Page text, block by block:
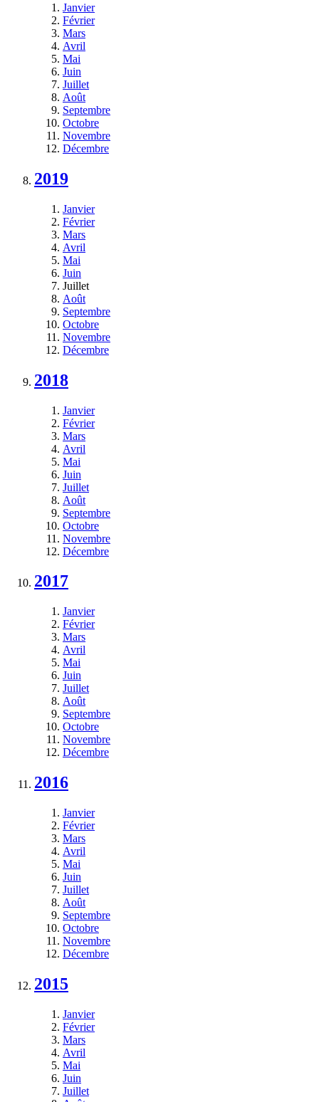
Janvier
Février
Mars
Avril
Mai
Juin
Juillet
Août
Septembre
Octobre
Novembre
Décembre
2019
Janvier
Février
Mars
Avril
Mai
Juin
Juillet
Août
Septembre
Octobre
Novembre
Décembre
2018
Janvier
Février
Mars
Avril
Mai
Juin
Juillet
Août
Septembre
Octobre
Novembre
Décembre
2017
Janvier
Février
Mars
Avril
Mai
Juin
Juillet
Août
Septembre
Octobre
Novembre
Décembre
2016
Janvier
Février
Mars
Avril
Mai
Juin
Juillet
Août
Septembre
Octobre
Novembre
Décembre
2015
Janvier
Février
Mars
Avril
Mai
Juin
Juillet